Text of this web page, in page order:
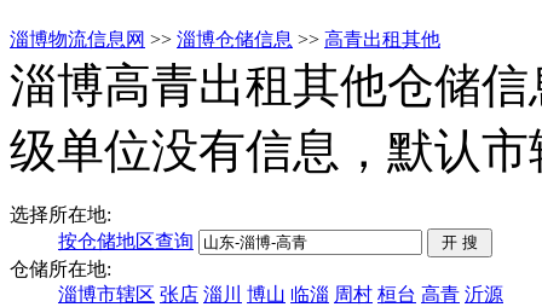
淄博物流信息网 >> 淄博仓储信息 >> 高青出租其他
淄博高青出租其他仓储信
级单位没有信息，默认
选择所在地:
按仓储地区查询
仓储所在地:
淄博市辖区 张店 淄川 博山 临淄 周村 桓台 高青 沂源